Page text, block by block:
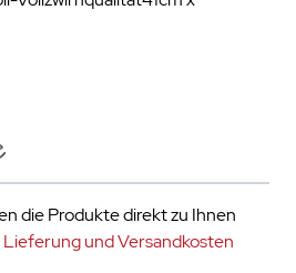
die Produkte direkt zu Ihnen
Lieferung und Versandkosten